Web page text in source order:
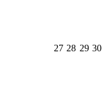
27 28 29 30